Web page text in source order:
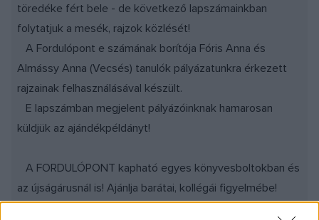
töredéke fért bele - de következő lapszámainkban
folytatjuk a mesék, rajzok közlését!
A Fordulópont e számának borítója Fóris Anna és
Almássy Anna (Vecsés) tanulók pályázatunkra érkezett
rajzainak felhasználásával készült.
E lapszámban megjelent pályázóinknak hamarosan
küldjük az ajándékpéldányt!
A FORDULÓPONT kapható egyes könyvesboltokban és
az újságárusnál is! Ajánlja barátai, kollégái figyelmébe!